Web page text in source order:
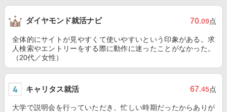
ダイヤモンド就活ナビ 70.09点
全体的にサイトが見やすくて使いやすいという印象がある。求
人検索やエントリーをする際に動作に迷ったことがなかった。
（20代／女性）
キャリタス就活 67.45点
大学で説明会を行っていただき、忙しい時期だったからありが